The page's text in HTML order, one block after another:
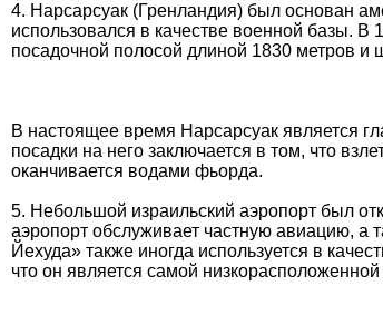
4. Нарсарсуак (Гренландия) был основан
использовался в качестве военной базы.
посадочной полосой длиной 1830 метров и
В настоящее время Нарсарсуак является
посадки на него заключается в том, что
оканчивается водами фьорда.
5. Небольшой израильский аэропорт был
аэропорт обслуживает частную авиацию, а
Йехуда» также иногда используется в
что он является самой